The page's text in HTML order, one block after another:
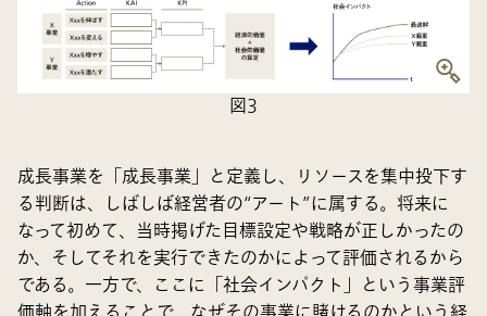
図3
成長事業を「成長事業」と定義し、リソースを集中投下す
る判断は、しばしば経営者の“アート”に属する。将来に
なって初めて、当時掲げた目標設定や戦略が正しかったの
か、そしてそれを実行できたのかによって評価されるから
である。一方で、ここに「社会インパクト」という事業評